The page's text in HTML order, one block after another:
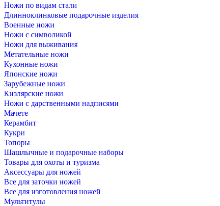
Ножи по видам стали
Длинноклинковые подарочные изделия
Военные ножи
Ножи с символикой
Ножи для выживания
Метательные ножи
Кухонные ножи
Японские ножи
Зарубежные ножи
Кизлярские ножи
Ножи с дарственными надписями
Мачете
Керамбит
Кукри
Топоры
Шашлычные и подарочные наборы
Товары для охоты и туризма
Аксессуары для ножей
Все для заточки ножей
Все для изготовления ножей
Мультитулы